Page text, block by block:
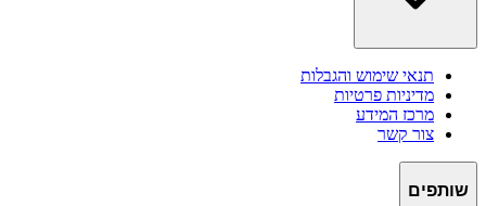
תנאי שימוש והגבלות
מדיניות פרטיות
מרכז המידע
צור קשר
שותפים